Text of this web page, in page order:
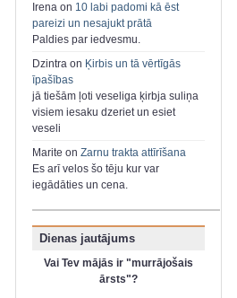
Irena on 10 labi padomi kā ēst
pareizi un nesajukt prātā
Paldies par iedvesmu.
Dzintra on Ķirbis un tā vērtīgās
īpašības
jā tiešām ļoti veseliga ķirbja suliņa
visiem iesaku dzeriet un esiet
veseli
Marite on Zarnu trakta attīrīšana
Es arī velos šo tēju kur var
iegādāties un cena.
Dienas jautājums
Vai Tev mājās ir "murrājošais
ārsts"?